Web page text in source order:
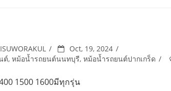
Oct, 19, 2024
ต์, หม้อน้ำรถยนต์นนทบุรี, หม้อน้ำรถยนต์ปากเกร็ด
1500 1600มีทุกรุ่น